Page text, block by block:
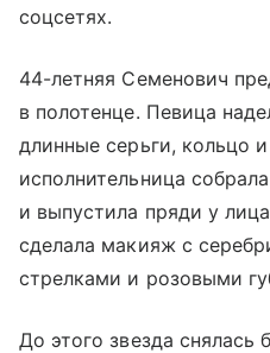
соцсетях.
44-летняя Семенович
в полотенце. Певица
длинные серьги, кольцо
исполнительница
и выпустила пряди у
сделала макияж с
стрелками и розовыми
До этого звезда снялась